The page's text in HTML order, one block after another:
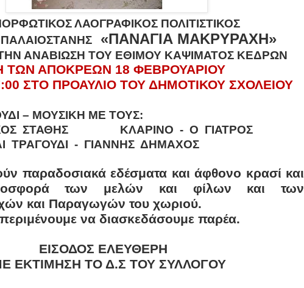
ΛΑΟΓΡΑΦΙΚΟΣ ΠΟΛΙΤΙΣΤΙΚΟΣ
«ΠΑΝΑΓΙΑ ΜΑΚΡΥΡΑΧΗ»
ΑΝΑΒΙΩΣΗ ΤΟΥ ΕΘΙΜΟΥ ΚΑΨΙΜΑΤΟΣ ΚΕΔΡΩΝ
ΤΩΝ ΑΠΟΚΡΕΩΝ 18 ΦΕΒΡΟΥΑΡΙΟΥ
ΣΤΟ ΠΡΟΑΥΛΙΟ ΤΟΥ ΔΗΜΟΤΙΚΟΥ ΣΧΟΛΕΙΟΥ
– ΜΟΥΣΙΚΗ ΜΕ ΤΟΥΣ:
ΣΤΑΘΗΣ ΚΛΑΡΙΝΟ - Ο ΓΙΑΤΡΟΣ
ΤΡΑΓΟΥΔΙ - ΓΙΑΝΝΗΣ ΔΗΜΑΧΟΣ
παραδοσιακά εδέσματα και άφθονο κρασί και
των μελών και φίλων και των
και Παραγωγών του χωριού.
να διασκεδάσουμε παρέα.
ΕΙΣΟΔΟΣ ΕΛΕΥΘΕΡΗ
ΕΚΤΙΜΗΣΗ ΤΟ Δ.Σ ΤΟΥ ΣΥΛΛΟΓΟΥ